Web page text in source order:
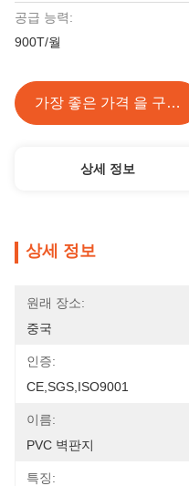
공급 능력:
900T/월
가장 좋은 가격 을 구하라
상세 정보
상세 정보
원래 장소:
중국
인증:
CE,SGS,ISO9001
이름:
PVC 벽판지
특징: